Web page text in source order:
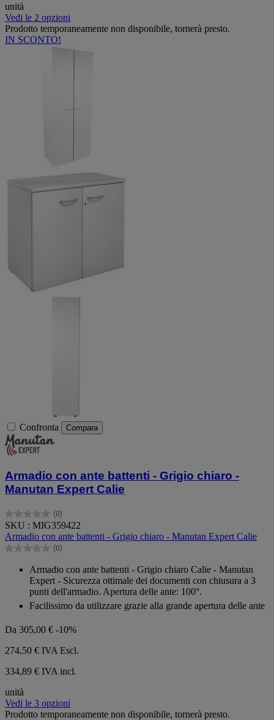
unità
Vedi le 2 opzioni
Prodotto temporaneamente non disponibile, tornerà presto.
IN SCONTO!
Confronta Compara
Armadio con ante battenti - Grigio chiaro -
Manutan Expert Calie
(0)
0.0
su
5
stelle.
SKU : MIG359422
Armadio con ante battenti - Grigio chiaro - Manutan Expert Calie
(0)
0.0
Armadio con ante battenti - Grigio chiaro Calie - Manutan
Expert - Sicurezza ottimale dei documenti con chiusura a 3
punti dell'armadio. Apertura delle ante: 100°.
Facilissimo da utilizzare grazie alla grande apertura delle ante
Da 305,00 € -10%
274,50 € IVA Escl.
334,89 € IVA incl.
unità
Vedi le 3 opzioni
Prodotto temporaneamente non disponibile, tornerà presto.